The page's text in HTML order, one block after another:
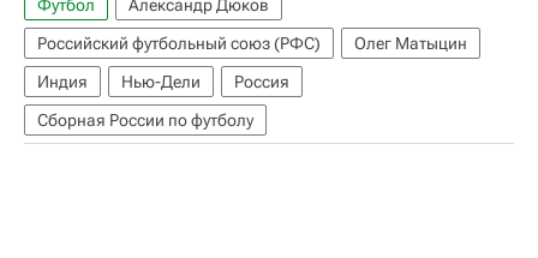
Футбол
Александр Дюков
Российский футбольный союз (РФС)
Олег Матыцин
Индия
Нью-Дели
Россия
Сборная России по футболу